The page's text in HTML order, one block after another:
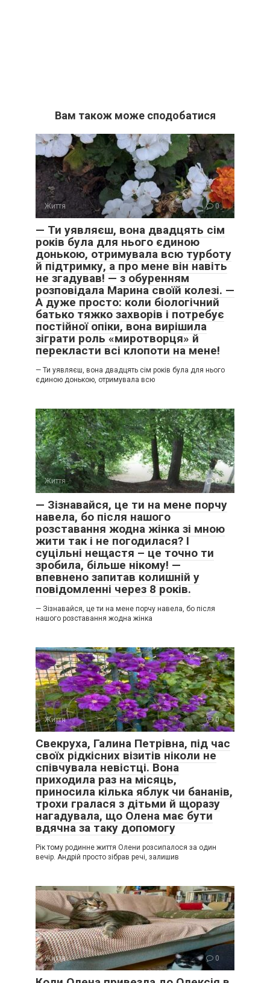
Вам також може сподобатися
Життя 0
— Ти уявляєш, вона двадцять сім
років була для нього єдиною
донькою, отримувала всю турботу
й підтримку, а про мене він навіть
не згадував! — з обуренням
розповідала Марина своїй колезі. —
А дуже просто: коли біологічний
батько тяжко захворів і потребує
постійної опіки, вона вирішила
зіграти роль «миротворця» й
перекласти всі клопоти на мене!
— Ти уявляєш, вона двадцять сім років була для нього
єдиною донькою, отримувала всю
Життя 0
— Зізнавайся, це ти на мене порчу
навела, бо після нашого
розставання жодна жінка зі мною
жити так і не погодилася? І
суцільні нещастя – це точно ти
зробила, більше нікому! —
впевнено запитав колишній у
повідомленні через 8 років.
— Зізнавайся, це ти на мене порчу навела, бо після
нашого розставання жодна жінка
Життя 0
Свекруха, Галина Петрівна, під час
своїх рідкісних візитів ніколи не
співчувала невістці. Вона
приходила раз на місяць,
приносила кілька яблук чи бананів,
трохи гралася з дітьми й щоразу
нагадувала, що Олена має бути
вдячна за таку допомогу
Рік тому родинне життя Олени розсипалося за один
вечір. Андрій просто зібрав речі, залишив
Життя 0